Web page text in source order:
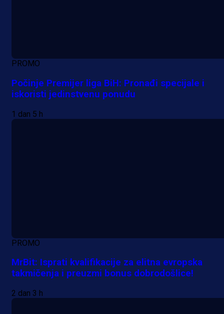
PROMO
Počinje Premijer liga BiH: Pronađi specijale i
iskoristi jedinstvenu ponudu
1 dan 5 h
PROMO
MrBit: Isprati kvalifikacije za elitna evropska
takmičenja i preuzmi bonus dobrodošlice!
2 dan 3 h